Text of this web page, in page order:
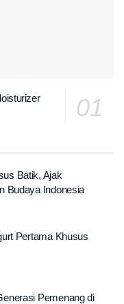
Batik, Ajak
Budaya Indonesia
Pertama Khusus
Pemenang di